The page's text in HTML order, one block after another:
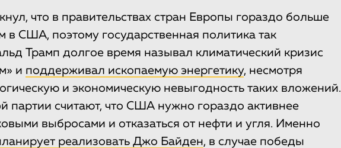
что в правительствах стран Европы гораздо больше
в США, поэтому государственная политика так
Трамп долгое время называл климатический кризис
и поддерживал ископаемую энергетику, несмотря
и экономическую невыгодность таких вложений.
партии считают, что США нужно гораздо активнее
выбросами и отказаться от нефти и угля. Именно
реализовать Джо Байден, в случае победы